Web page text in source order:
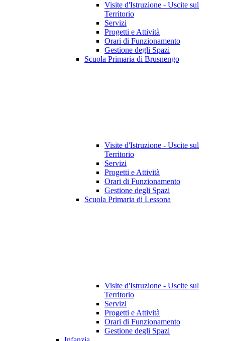
Visite d'Istruzione - Uscite sul
Territorio
Servizi
Progetti e Attività
Orari di Funzionamento
Gestione degli Spazi
Scuola Primaria di Brusnengo
Visite d'Istruzione - Uscite sul
Territorio
Servizi
Progetti e Attività
Orari di Funzionamento
Gestione degli Spazi
Scuola Primaria di Lessona
Visite d'Istruzione - Uscite sul
Territorio
Servizi
Progetti e Attività
Orari di Funzionamento
Gestione degli Spazi